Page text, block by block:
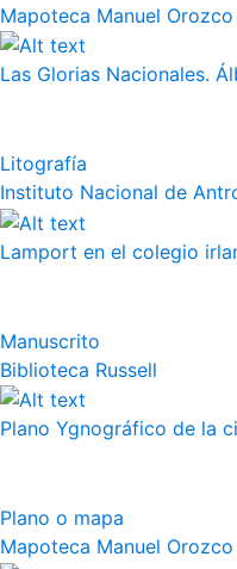
Mapoteca Manuel
Las Glorias Nacionales.
Litografía
Instituto Nacional de
Lamport en el colegio
Manuscrito
Biblioteca Russell
Plano Ygnográfico de la
Plano o mapa
Mapoteca Manuel